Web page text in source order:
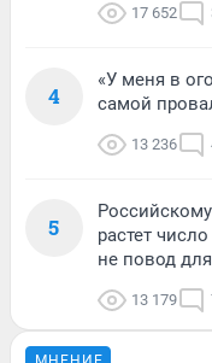
17 652
4
«У меня в
самой
13 236
5
растет
не повод
13 179